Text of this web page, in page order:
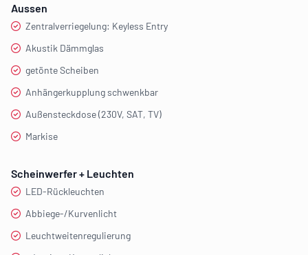
Aussen
Zentralverriegelung: Keyless Entry
Akustik Dämmglas
getönte Scheiben
Anhängerkupplung schwenkbar
Außensteckdose (230V, SAT, TV)
Markise
Scheinwerfer + Leuchten
LED-Rückleuchten
Abbiege-/Kurvenlicht
Leuchtweitenregulierung